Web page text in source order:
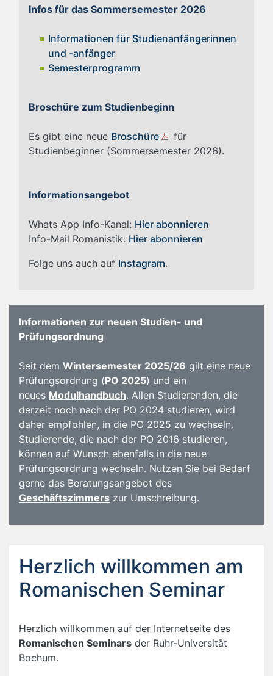
Infos für das Sommersemester 2026
Informationen für Studienanfängerinnen
und -anfänger
Semesterprogramm
Broschüre zum Studienbeginn
Es gibt eine neue Broschüre
für
Studienbeginner (Sommersemester 2026).
Informationsangebot
Whats App Info-Kanal: Hier abonnieren
Info-Mail Romanistik: Hier abonnieren
Folge uns auch auf Instagram.
Informationen zur neuen Studien- und
Prüfungsordnung
Seit dem Wintersemester 2025/26 gilt eine neue
Prüfungsordnung (PO 2025) und ein
neues Modulhandbuch. Allen Studierenden, die
derzeit noch nach der PO 2024 studieren, wird
daher empfohlen, in die PO 2025 zu wechseln.
Studierende, die nach der PO 2016 studieren,
können auf Wunsch ebenfalls in die neue
Prüfungsordnung wechseln. Nutzen Sie bei Bedarf
gerne das Beratungsangebot des
Geschäftszimmers zur Umschreibung.
Herzlich willkommen am
Romanischen Seminar
Herzlich willkommen auf der Internetseite des
Romanischen Seminars der Ruhr-Universität
Bochum.